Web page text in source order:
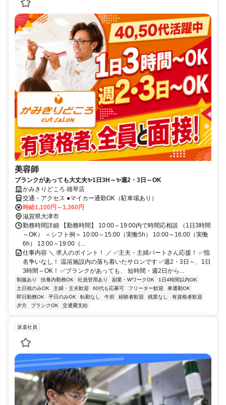
美容師
ブランクがあっても大丈夫✨1日3H～✨週2・3日～OK
かみきりどころ 雄琴店
交通・アクセス ●マイカー通勤OK（駐車場あり）
時給1,100円～1,360円
滋賀県大津市
勤務時間詳細 【勤務時間】 10:00～19:00内で時間応相談 （1日3時間
～OK） ＜シフト例＞ 10:00～15:00（実働5h） 10:00～16:00（実働
6h） 13:00～19:00（...
仕事内容 ＼ 求人のポイント！ ／ ✅主夫・主婦パートさん応援！ ✅指
名争いなし！ 温浴施設内の落ち着いたサロンです ✅週2・3日～、1日
3時間～OK！ ✅ブランクがあっても、 短時間・週2日から...
制服あり 扶養内勤務OK 社員登用あり 副業・WワークOK
1日4時間以内OK
土日祝のみOK
主婦・主夫歓迎 60代も応募可 フリーター歓迎
車通勤OK
即日勤務OK
平日のみOK 転勤なし 午前 経験者歓迎 残業なし
有資格者歓迎
夕方
ブランクOK 交通費支給
派遣社員